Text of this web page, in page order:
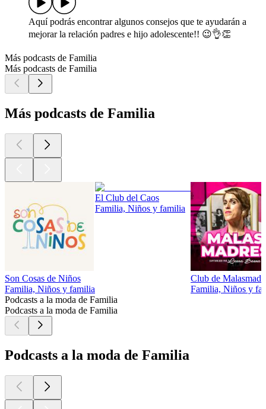
Aquí podrás encontrar algunos consejos que te ayudarán a
mejorar la relación padres e hijo adolescente!! 😉👌👏
Más podcasts de Familia
Más podcasts de Familia
Más podcasts de Familia
Son Cosas de Niños
Familia, Niños y familia
El Club del Caos
Familia, Niños y familia
Club de
Familia, Niños y
Podcasts a la moda de Familia
Podcasts a la moda de Familia
Podcasts a la moda de Familia